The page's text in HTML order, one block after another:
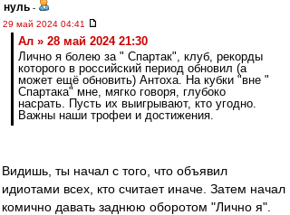
нуль -
29 май 2024 04:41
Ал » 28 май 2024 21:30
Лично я болею за " Спартак", клуб, рекорды
которого в российский период обновил (а
может ещё обновить) Антоха. На кубки "вне "
Спартака" мне, мягко говоря, глубоко
насрать. Пусть их выигрывают, кто угодно.
Важны наши трофеи и достижения.
Видишь, ты начал с того, что объявил
идиотами всех, кто считает иначе. Затем начал
комично давать заднюю оборотом "Лично я".